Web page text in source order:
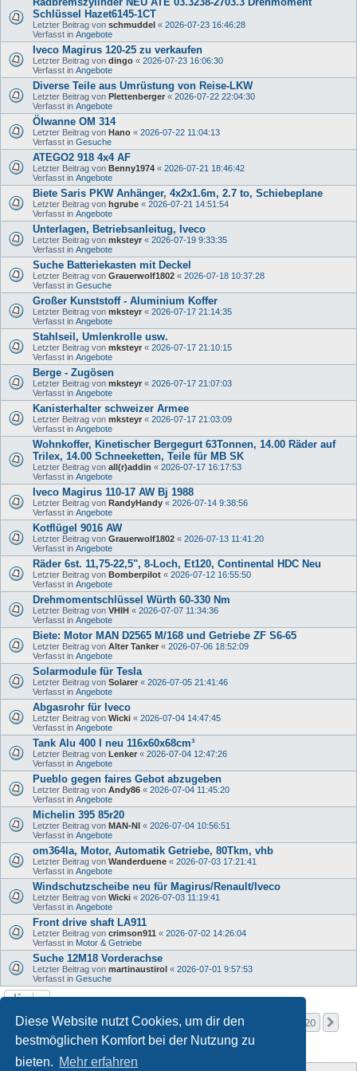
Diese Website nutzt Cookies, um dir den
bestmöglichen Komfort bei der Nutzung zu
bieten. Mehr erfahren
Schlüssel Hazet6145-1CT
Letzter Beitrag von schmuddel « 2026-07-23 16:46:28
Verfasst in Angebote
Iveco Magirus 120-25 zu verkaufen
Letzter Beitrag von dingo « 2026-07-23 16:06:30
Verfasst in Angebote
Diverse Teile aus Umrüstung von Reise-LKW
Letzter Beitrag von Plettenberger « 2026-07-22 22:04:30
Verfasst in Angebote
Ölwanne OM 314
Letzter Beitrag von Hano « 2026-07-22 11:04:13
Verfasst in Gesuche
ATEGO2 918 4x4 AF
Letzter Beitrag von Benny1974 « 2026-07-21 18:46:42
Verfasst in Angebote
Biete Saris PKW Anhänger, 4x2x1.6m, 2.7 to, Schiebeplane
Letzter Beitrag von hgrube « 2026-07-21 14:51:54
Verfasst in Angebote
Unterlagen, Betriebsanleitug, Iveco
Letzter Beitrag von mksteyr « 2026-07-19 9:33:35
Verfasst in Angebote
Suche Batteriekasten mit Deckel
Letzter Beitrag von Grauerwolf1802 « 2026-07-18 10:37:28
Verfasst in Gesuche
Großer Kunststoff - Aluminium Koffer
Letzter Beitrag von mksteyr « 2026-07-17 21:14:35
Verfasst in Angebote
Stahlseil, Umlenkrolle usw.
Letzter Beitrag von mksteyr « 2026-07-17 21:10:15
Verfasst in Angebote
Berge - Zugösen
Letzter Beitrag von mksteyr « 2026-07-17 21:07:03
Verfasst in Angebote
Kanisterhalter schweizer Armee
Letzter Beitrag von mksteyr « 2026-07-17 21:03:09
Verfasst in Angebote
Wohnkoffer, Kinetischer Bergegurt 63Tonnen, 14.00 Räder auf
Trilex, 14.00 Schneeketten, Teile für MB SK
Letzter Beitrag von all(r)addin « 2026-07-17 16:17:53
Verfasst in Angebote
Iveco Magirus 110-17 AW Bj 1988
Letzter Beitrag von RandyHandy « 2026-07-14 9:38:56
Verfasst in Angebote
Kotflügel 9016 AW
Letzter Beitrag von Grauerwolf1802 « 2026-07-13 11:41:20
Verfasst in Angebote
Räder 6st. 11,75-22,5", 8-Loch, Et120, Continental HDC Neu
Letzter Beitrag von Bomberpilot « 2026-07-12 16:55:50
Verfasst in Angebote
Drehmomentschlüssel Würth 60-330 Nm
Letzter Beitrag von VHIH « 2026-07-07 11:34:36
Verfasst in Angebote
Biete: Motor MAN D2565 M/168 und Getriebe ZF S6-65
Letzter Beitrag von Alter Tanker « 2026-07-06 18:52:09
Verfasst in Angebote
Solarmodule für Tesla
Letzter Beitrag von Solarer « 2026-07-05 21:41:46
Verfasst in Angebote
Abgasrohr für Iveco
Letzter Beitrag von Wicki « 2026-07-04 14:47:45
Verfasst in Angebote
Tank Alu 400 l neu 116x60x68cm³
Letzter Beitrag von Lenker « 2026-07-04 12:47:26
Verfasst in Angebote
Pueblo gegen faires Gebot abzugeben
Letzter Beitrag von Andy86 « 2026-07-04 11:45:20
Verfasst in Angebote
Michelin 395 85r20
Letzter Beitrag von MAN-NI « 2026-07-04 10:56:51
Verfasst in Angebote
om364la, Motor, Automatik Getriebe, 80Tkm, vhb
Letzter Beitrag von Wanderduene « 2026-07-03 17:21:41
Verfasst in Angebote
Windschutzscheibe neu für Magirus/Renault/Iveco
Letzter Beitrag von Wicki « 2026-07-03 11:19:41
Verfasst in Angebote
Front drive shaft LA911
Letzter Beitrag von crimson911 « 2026-07-02 14:26:04
Verfasst in Motor & Getriebe
Suche 12M18 Vorderachse
Letzter Beitrag von martinaustirol « 2026-07-01 9:57:53
Verfasst in Gesuche
Die Suche ergab mehr als 1000 Treffer Seite1von
1 2 3 20